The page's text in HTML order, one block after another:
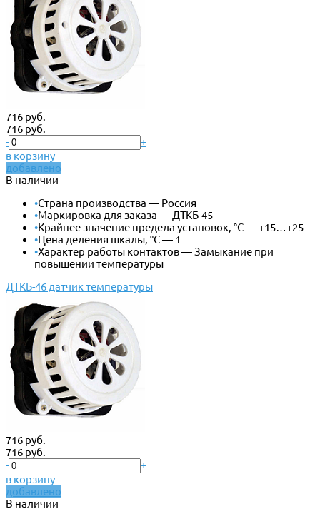
716 руб.
716 руб.
-
+
в корзину
добавлено
В наличии
•Страна производства — Россия
•Маркировка для заказа — ДТКБ-45
•Крайнее значение предела установок, °С — +15…+25
•Цена деления шкалы, °С — 1
•Характер работы контактов — Замыкание при
повышении температуры
ДТКБ-46 датчик температуры
716 руб.
716 руб.
-
+
в корзину
добавлено
В наличии